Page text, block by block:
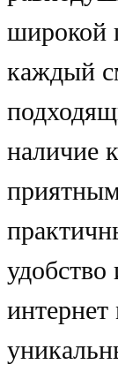
широкой
каждый
наличие
интернет